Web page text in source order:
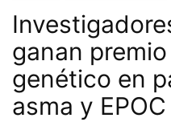
ganan
genético en
asma y EPOC